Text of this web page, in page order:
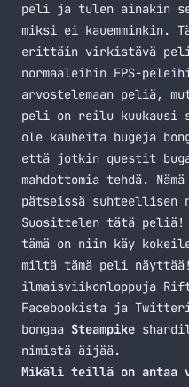
peli ja tulen ainakin
miksi ei kauemminkin.
erittäin virkistävä peli
normaaleihin FPS-
arvostelemaan peliä,
peli on reilu
ole kauheita bugeja
että jotkin questit
mahdottomia tehdä.
pätseissä suhteellisen
Suosittelen tätä
tämä on niin käy
miltä tämä peli
ilmaisviikonloppuja
Facebookista ja
bongaa Steampike
nimistä äijää.
Mikäli teillä on antaa